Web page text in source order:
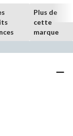
Plus de
cette
marque